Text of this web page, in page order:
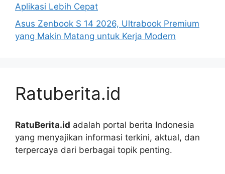
Aplikasi Lebih Cepat
Asus Zenbook S 14 2026, Ultrabook Premium
yang Makin Matang untuk Kerja Modern
Ratuberita.id
RatuBerita.id adalah portal berita Indonesia
yang menyajikan informasi terkini, aktual, dan
terpercaya dari berbagai topik penting.